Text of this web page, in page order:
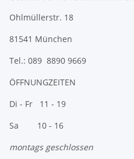
Ohlmüllerstr. 18
81541 München
Tel.: 089 8890 9669
ÖFFNUNGZEITEN
Di - Fr 11 - 19
Sa 10 - 16
montags geschlossen